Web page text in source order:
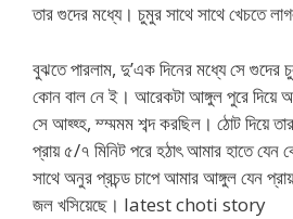
তার গুদের মধ্যে। চুমুর সাথে সাথে খেচতে
বুঝতে পারলাম, দু’এক দিনের মধ্যে সে গুদের
কোন বাল নে ই। আরেকটা আঙ্গুল পুরে দিয়ে
সে আহ্হ্হ, ম্ম্মমম শব্দ করছিল। ঠোট দিয়ে
প্রায় ৫/৭ মিনিট পরে হঠাৎ আমার হাতে যেন
সাথে অনুর প্রচন্ড চাপে আমার আঙ্গুল যেন
জল খসিয়েছে। latest choti story